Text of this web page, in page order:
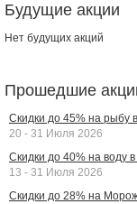
Будущие акции
Нет будущих акций
Прошедшие
Скидки до 45% на рыбу
20 - 31 Июля 2026
Скидки до 40% на воду
13 - 31 Июля 2026
Скидки до 28% на